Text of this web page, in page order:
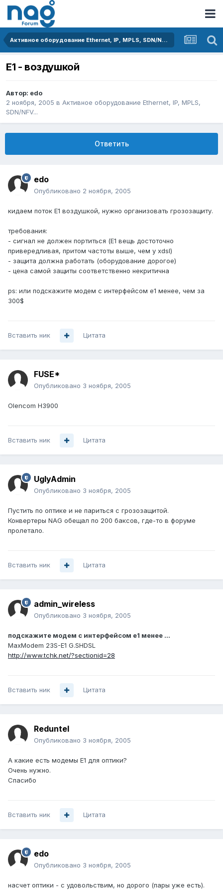
Активное оборудование Ethernet, IP, MPLS, SDN/NFV...
E1 - воздушкой
Автор: edo
2 ноября, 2005 в Активное оборудование Ethernet, IP, MPLS,
SDN/NFV...
Ответить
edo
Опубликовано 2 ноября, 2005
кидаем поток E1 воздушкой, нужно организовать грозозащиту.
требования:
- сигнал не должен портиться (E1 вещь достоточно
привередливая, притом частоты выше, чем у xdsl)
- защита должна работать (оборудование дорогое)
- цена самой защиты соответственно некритична
ps: или подскажите модем с интерфейсом e1 менее, чем за
300$
Вставить ник Цитата
FUSE*
Опубликовано 3 ноября, 2005
Olencom H3900
Вставить ник Цитата
UglyAdmin
Опубликовано 3 ноября, 2005
Пустить по оптике и не париться с грозозащитой.
Конвертеры NAG обещал по 200 баксов, где-то в форуме
пролетало.
Вставить ник Цитата
admin_wireless
Опубликовано 3 ноября, 2005
подскажите модем с интерфейсом e1 менее ...
MaxModem 23S-E1 G.SHDSL
http://www.tchk.net/?sectionid=28
Вставить ник Цитата
Reduntel
Опубликовано 3 ноября, 2005
А какие есть модемы Е1 для оптики?
Очень нужно.
Спасибо
Вставить ник Цитата
edo
Опубликовано 3 ноября, 2005
насчет оптики - с удовольствим, но дорого (пары уже есть).